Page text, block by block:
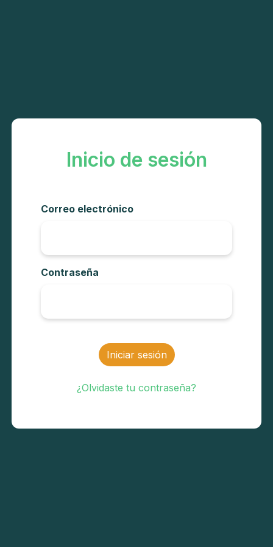
Inicio de sesión
Correo electrónico
Contraseña
Iniciar sesión
¿Olvidaste tu contraseña?